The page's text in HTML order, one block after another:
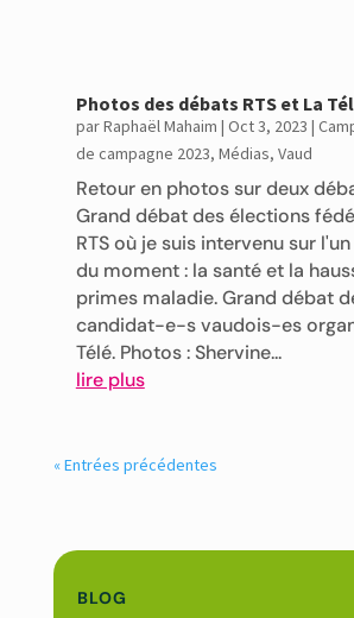
Photos des débats RTS et La
parRaphaël Mahaim | Oct 3, 2023 |
de campagne 2023, Médias, Vaud
Retour en photos sur deux
Grand débat des élections
RTS où je suis intervenu sur
du moment : la santé et la
primes maladie. Grand débat
candidat-e-s vaudois-es
Télé. Photos : Shervine...
lire plus
« Entrées précédentes
BLOG